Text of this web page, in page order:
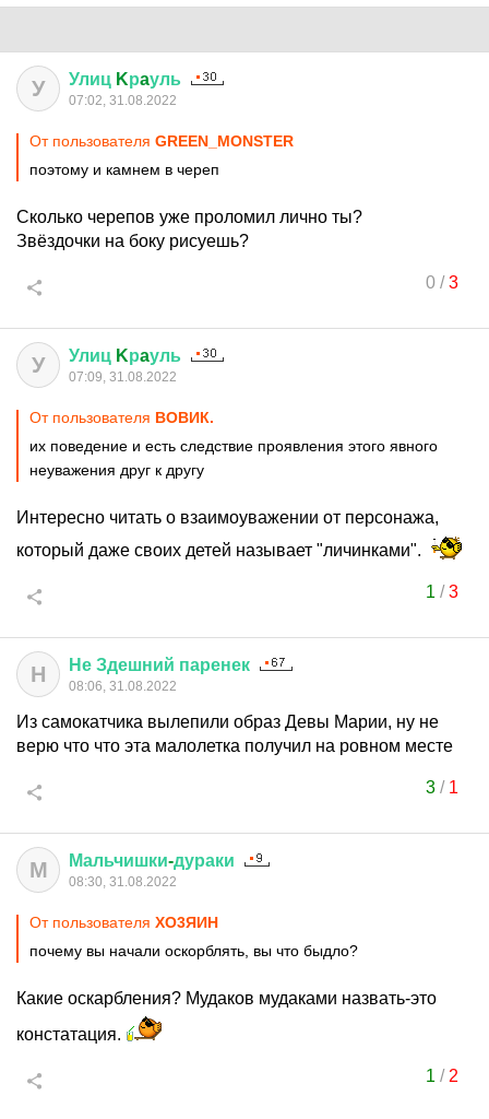
У Улиц Kрaуль
07:02, 31.08.2022
От пользователя GREEN_MONSTER
поэтому и камнем в череп
Сколько черепов уже проломил лично ты?
Звёздочки на боку рисуешь?
0/3
У Улиц Kрaуль
07:09, 31.08.2022
От пользователя ВОВИК.
их поведение и есть следствие проявления этого явного
неуважения друг к другу
Интересно читать о взаимоуважении от персонажа,
который даже своих детей называет "личинками".
1 /3
Н Не Здешний паренек
08:06, 31.08.2022
Из самокатчика вылепили образ Девы Марии, ну не
верю что что эта малолетка получил на ровном месте
3/ 1
М Мальчишки-дураки
08:30, 31.08.2022
От пользователя XО3ЯИH
почему вы начали оскорблять, вы что быдло?
Какие оскарбления? Мудаков мудаками назвать-это
констатация.
1 / 2